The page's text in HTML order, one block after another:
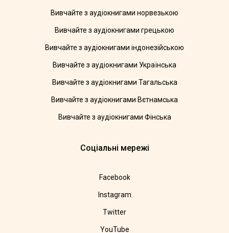
Вивчайте з аудіокнигами норвезькою
Вивчайте з аудіокнигами грецькою
Вивчайте з аудіокнигами індонезійською
Вивчайте з аудіокнигами Українська
Вивчайте з аудіокнигами Тагальська
Вивчайте з аудіокнигами Вєтнамська
Вивчайте з аудіокнигами Фінська
Соціальні мережі
Facebook
Instagram
Twitter
YouTube